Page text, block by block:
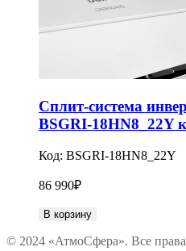
Сплит-система
BSGRI-18HN8_22Y
Код: BSGRI-18HN8_22Y
86 990₽
В корзину
© 2024 «АтмоСфера». Все